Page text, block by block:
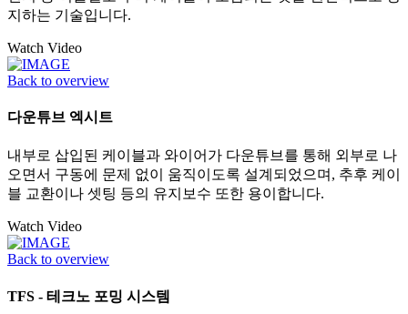
지하는 기술입니다.
Watch Video
Back to overview
다운튜브 엑시트
내부로 삽입된 케이블과 와이어가 다운튜브를 통해 외부로 나
오면서 구동에 문제 없이 움직이도록 설계되었으며, 추후 케이
블 교환이나 셋팅 등의 유지보수 또한 용이합니다.
Watch Video
Back to overview
TFS - 테크노 포밍 시스템